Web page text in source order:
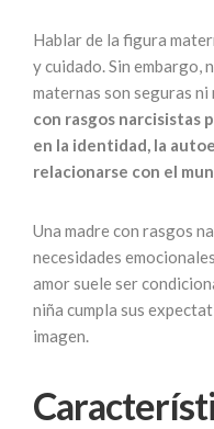
Hablar de la figura
y cuidado. Sin embargo,
maternas son seguras
con rasgos narcisistas
en la identidad, la
relacionarse con el
Una madre con rasgos
necesidades
amor suele ser
niña cumpla sus
imagen.